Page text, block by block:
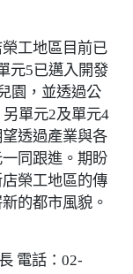
工地區目前已
元5已邁入開發
園，並透過公
單元2及單元4
透過產業與各
同跟進。期盼
榮工地區的傳
的都市風貌。
電話：02-